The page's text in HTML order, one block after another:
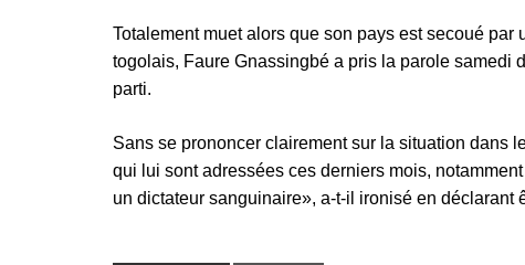
Totalement muet alors que son pays est secoué
togolais, Faure Gnassingbé a pris la parole samedi
parti.
Sans se prononcer clairement sur la situation dans
qui lui sont adressées ces derniers mois,
un dictateur sanguinaire», a-t-il ironisé en déclarant